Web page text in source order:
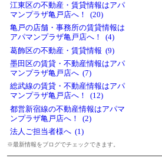
江東区の不動産・賃貸情報はアパ
マンプラザ亀戸店へ！ (20)
亀戸の店舗・事務所の賃貸情報は
アパマンプラザ亀戸店へ！ (4)
葛飾区の不動産・賃貸情報 (9)
墨田区の賃貸・不動産情報はアパ
マンプラザ亀戸店へ (7)
総武線の賃貸・不動産情報はアパ
マンプラザ亀戸店へ！ (12)
都営新宿線の不動産情報はアパマ
ンプラザ亀戸店へ！ (2)
法人ご担当者様へ (1)
※最新情報をブログでチェックできます。